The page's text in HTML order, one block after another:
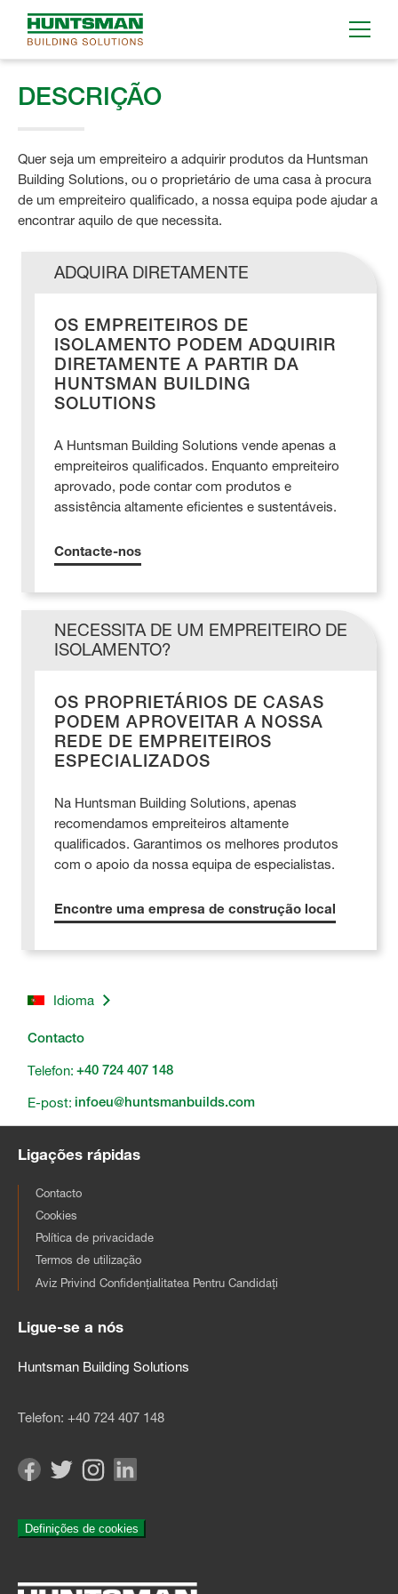
DESCRIÇÃO
Quer seja um empreiteiro a adquirir produtos da Huntsman
Building Solutions, ou o proprietário de uma casa à procura
de um empreiteiro qualificado, a nossa equipa pode ajudar a
encontrar aquilo de que necessita.
ADQUIRA DIRETAMENTE
OS EMPREITEIROS DE
ISOLAMENTO PODEM ADQUIRIR
DIRETAMENTE A PARTIR DA
HUNTSMAN BUILDING
SOLUTIONS
A Huntsman Building Solutions vende apenas a
empreiteiros qualificados. Enquanto empreiteiro
aprovado, pode contar com produtos e
assistência altamente eficientes e sustentáveis.
Contacte-nos
NECESSITA DE UM EMPREITEIRO DE
ISOLAMENTO?
OS PROPRIETÁRIOS DE CASAS
PODEM APROVEITAR A NOSSA
REDE DE EMPREITEIROS
ESPECIALIZADOS
Na Huntsman Building Solutions, apenas
recomendamos empreiteiros altamente
qualificados. Garantimos os melhores produtos
com o apoio da nossa equipa de especialistas.
Encontre uma empresa de construção local
Idioma
Contacto
Telefon: +40 724 407 148
E-post: infoeu@huntsmanbuilds.com
Ligações rápidas
Contacto
Cookies
Política de privacidade
Termos de utilização
Aviz Privind Confidențialitatea Pentru Candidați
Ligue-se a nós
Huntsman Building Solutions
Telefon: +40 724 407 148
Definições de cookies